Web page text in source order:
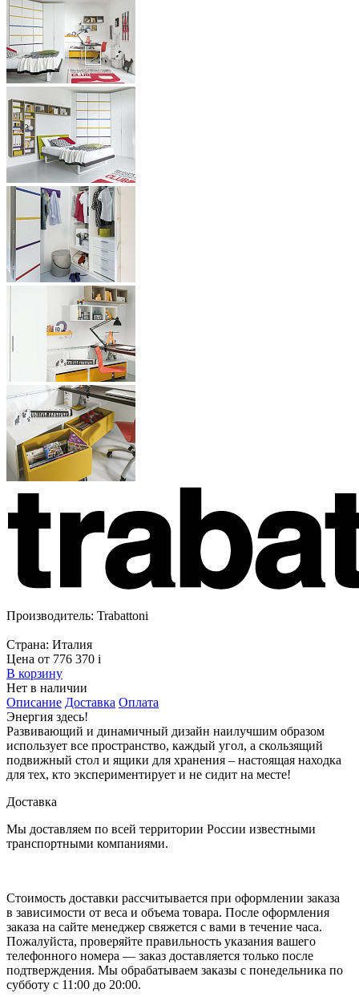
Производитель: Trabattoni
Страна: Италия
Цена от 776 370 i
В корзину
Нет в наличии
Описание Доставка Оплата
Энергия здесь!
Развивающий и динамичный дизайн наилучшим образом
использует все пространство, каждый угол, а скользящий
подвижный стол и ящики для хранения – настоящая находка
для тех, кто экспериментирует и не сидит на месте!
Доставка
Мы доставляем по всей территории России известными
транспортными компаниями.
Стоимость доставки рассчитывается при оформлении заказа
в зависимости от веса и объема товара. После оформления
заказа на сайте менеджер свяжется с вами в течение часа.
Пожалуйста, проверяйте правильность указания вашего
телефонного номера — заказ доставляется только после
подтверждения. Мы обрабатываем заказы с понедельника по
субботу с 11:00 до 20:00.